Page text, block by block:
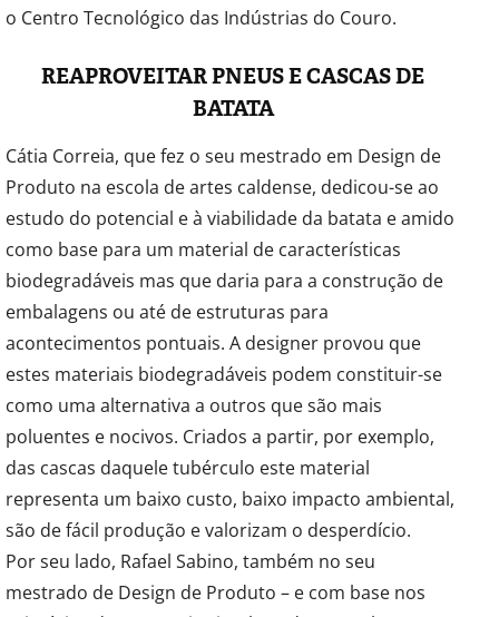
o Centro Tecnológico das Indústrias do Couro.
REAPROVEITAR PNEUS E CASCAS DE
BATATA
Cátia Correia, que fez o seu mestrado em Design de
Produto na escola de artes caldense, dedicou-se ao
estudo do potencial e à viabilidade da batata e amido
como base para um material de características
biodegradáveis mas que daria para a construção de
embalagens ou até de estruturas para
acontecimentos pontuais. A designer provou que
estes materiais biodegradáveis podem constituir-se
como uma alternativa a outros que são mais
poluentes e nocivos. Criados a partir, por exemplo,
das cascas daquele tubérculo este material
representa um baixo custo, baixo impacto ambiental,
são de fácil produção e valorizam o desperdício.
Por seu lado, Rafael Sabino, também no seu
mestrado de Design de Produto – e com base nos